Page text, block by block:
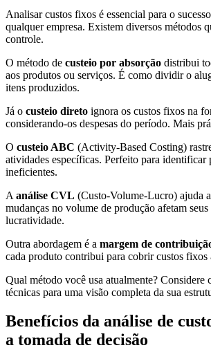
Analisar custos fixos é essencial para o
qualquer empresa. Existem diversos métodos
controle.
O método de custeio por absorção distribui
aos produtos ou serviços. É como dividir o
itens produzidos.
Já o custeio direto ignora os custos fixos na
considerando-os despesas do período. Mais
O custeio ABC (Activity-Based Costing)
atividades específicas. Perfeito para identificar
ineficientes.
A análise CVL (Custo-Volume-Lucro) ajuda
mudanças no volume de produção afetam
lucratividade.
Outra abordagem é a margem de
cada produto contribui para cobrir custos fixos
Qual método você usa atualmente? Considere
técnicas para uma visão completa da sua
Benefícios da análise de
a tomada de decisão